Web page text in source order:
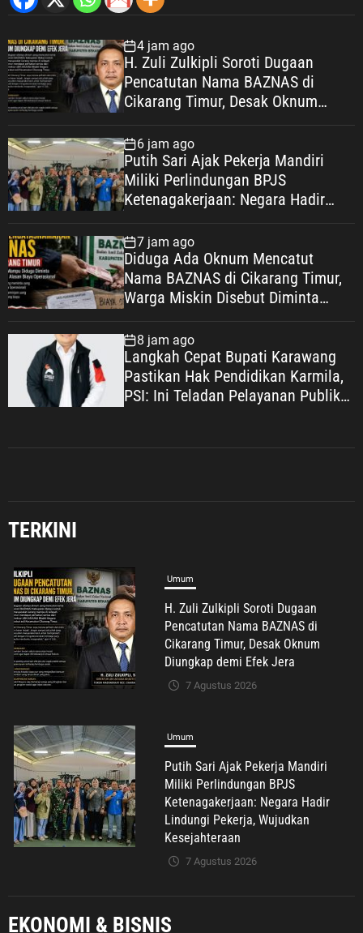
4 jam ago
H. Zuli Zulkipli Soroti Dugaan
Pencatutan Nama BAZNAS di
Cikarang Timur, Desak Oknum
6 jam ago
Putih Sari Ajak Pekerja Mandiri
Miliki Perlindungan BPJS
Ketenagakerjaan: Negara Hadir
Kesejahteraan
7 jam ago
Diduga Ada Oknum Mencatut
Nama BAZNAS di Cikarang Timur,
Warga Miskin Disebut Diminta
Operasional
8 jam ago
Langkah Cepat Bupati Karawang
Pastikan Hak Pendidikan Karmila,
PSI: Ini Teladan Pelayanan Publik
TERKINI
Umum
H. Zuli Zulkipli Soroti Dugaan
Pencatutan Nama BAZNAS di
Cikarang Timur, Desak Oknum
Diungkap demi Efek Jera
7 Agustus 2026
Umum
Putih Sari Ajak Pekerja Mandiri
Miliki Perlindungan BPJS
Ketenagakerjaan: Negara Hadir
Lindungi Pekerja, Wujudkan
Kesejahteraan
7 Agustus 2026
EKONOMI & BISNIS